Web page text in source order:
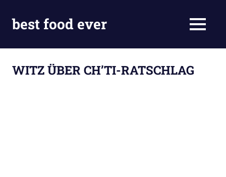
contentbest food ever MENU
WITZ ÜBER CH’TI-RATSCHLAG